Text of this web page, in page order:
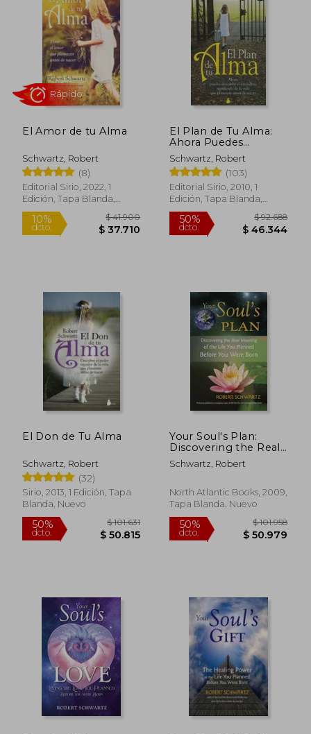
El Amor de tu Alma
Schwartz, Robert
(8)
Editorial Sirio, 2022, 1
Edición, Tapa Blanda,
Nuevo
10% $ 41.900
Rápido
El Plan de Tu Alma:
Ahora Puedes
Descubrir el
Verdadero Significado
de la Vida Que
Planeaste Antes de
Nacer = Your Soul's
Schwartz, Robert
(103)
Editorial Sirio, 2010, 1
Edición, Tapa Blanda,
Nuevo
50%
dcto.
El Don de Tu Alma
Schwartz, Robert
(32)
Sirio, 2013, 1 Edición, Tapa
Blanda, Nuevo
50%
dcto.
$ 101.631
$ 50.815
Your Soul's Plan:
Discovering the Real
Meaning of the Life
you Planned Before
Inglés)
Schwartz, Robert
North Atlantic Books, 2009,
Tapa Blanda, Nuevo
50%
dcto.